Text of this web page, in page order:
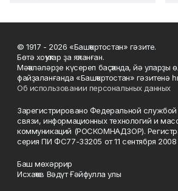
© 1917 - 2026 «Башҡортостан» гәзите.
Бөтә хоҡуҡтар ҙа яҡланған.
Мәҡәләләрҙе күсереп баҫҡанда, йә уларҙы
файҙаланғанда «Башҡортостан» гәзитенә
Об использовании персональных данных
Зарегистрировано Федеральной
связи, информационных технологий и
коммуникаций (РОСКОМНАДЗОР).
серия ПИ ФС77-33205 от 11 сентября 2008
Баш мөхәррир
Исхаҡов Вәдүт Ғәйфулла улы